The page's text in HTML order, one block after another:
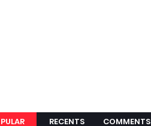
RECENTS COMMENTS